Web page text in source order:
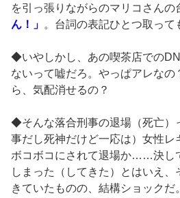
を引っ張りながらのマリコさんの
ん！」 。台詞の表記ひとつ取って
◆いやしかし、あの喫茶店での
ないって嘘だろ。やっぱアレな
ら、気配消せるの？
◆そんな落合刑事の退場（死亡）
事だし死神だけど一応は）女性レ
ボコボコにされて退場か……決し
しまった（してきた）とはいえ
きていたものの、結構ショックだ。